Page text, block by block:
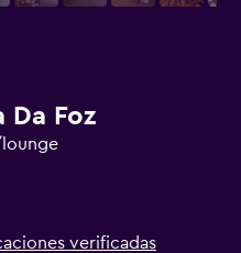
Da Foz
verificadas